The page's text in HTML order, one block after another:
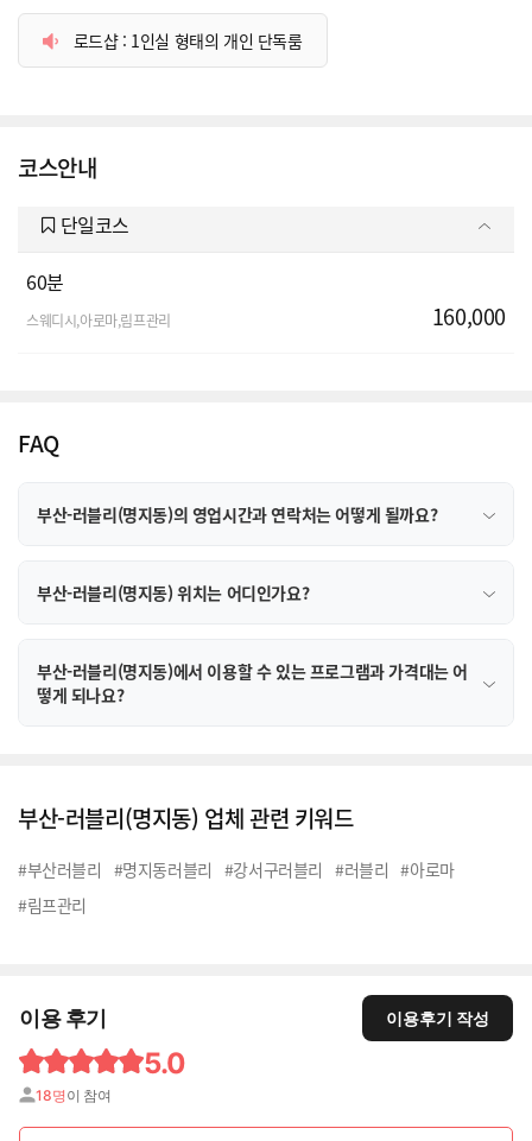
로드샵 : 1인실 형태의 개인 단독룸
코스안내
단일코스
60분
스웨디시,아로마,림프관리 160,000
FAQ
부산-러블리(명지동)의 영업시간과 연락처는 어떻게 될까요?
부산-러블리(명지동) 위치는 어디인가요?
부산-러블리(명지동)에서 이용할 수 있는 프로그램과 가격대는 어
떻게 되나요?
부산-러블리(명지동) 업체 관련 키워드
#부산러블리 #명지동러블리 #강서구러블리 #러블리 #아로마
#림프관리
이용 후기 이용후기 작성
5.0
18명 이 참여